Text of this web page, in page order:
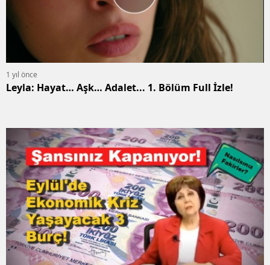
1 yıl önce
Leyla: Hayat… Aşk… Adalet... 1. Bölüm Full İzle!